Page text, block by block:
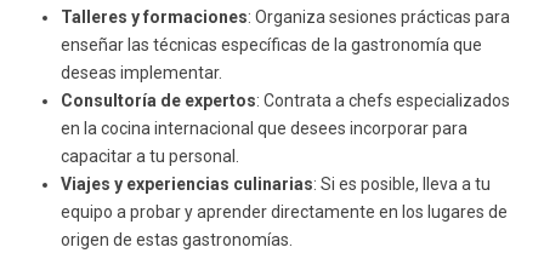
Talleres y formaciones: Organiza sesiones prácticas para
enseñar las técnicas específicas de la gastronomía que
deseas implementar.
Consultoría de expertos: Contrata a chefs especializados
en la cocina internacional que desees incorporar para
capacitar a tu personal.
Viajes y experiencias culinarias: Si es posible, lleva a tu
equipo a probar y aprender directamente en los lugares de
origen de estas gastronomías.